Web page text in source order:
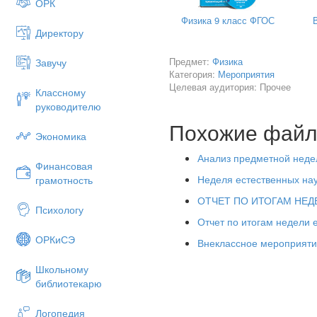
ОРК
Директору
Завучу
Классному
руководителю
Экономика
Финансовая
грамотность
Психологу
ОРКиСЭ
Школьному
библиотекарю
Логопедия
8кл - химия
Каждый день, одна наука
и получить новое, от новой
В четверг, вас ждет
каждый класс защищает,
Вам нужно склеить «Дракона
«Дракон Гарднер» —
том, что бумажный
Эффект возникает из-за
повседневного опыта, как
заставляет визуально
Физика 9 класс ФГОС
Предмет: Физика
Категория: Мероприятия
Целевая аудитория: Прочее
Похожие
Анализ предметной
Неделя естественных
ОТЧЕТ ПО ИТОГАМ
Отчет по итогам недели
Внеклассное